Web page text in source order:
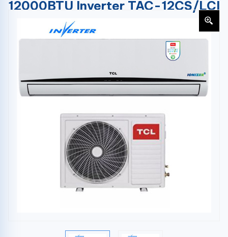
12000BTU Inverter TAC-12CS/LCI